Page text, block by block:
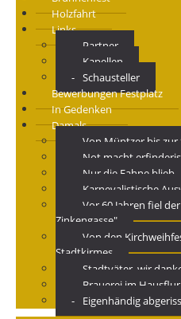
Holzfahrt
Links
Partner
Kapellen
Schausteller
Bewerbungen Festplatz
In Gedenken
Damals
Von Müntzer bis
Not macht
Nur die Fahne blieb
Karnevalistische
Vor 60 Jahren fiel
Zinkengasse"
Von den
Stadtkirmes
Stadtväter, wir
Brauerei im
Eigenhändig